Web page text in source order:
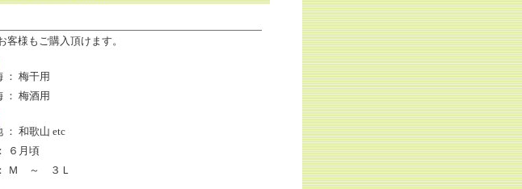
客様もご購入頂けます。
： 梅干用
梅酒用
： 和歌山 etc
６月頃
Ｍ ～ ３Ｌ